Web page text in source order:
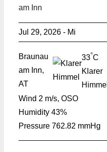
am Inn
Jul 29, 2026 - Mi
Braunau
am Inn,
AT
33°C
Klarer
Himmel
Wind 2 m/s, OSO
Humidity 43%
Pressure 762.82 mmHg